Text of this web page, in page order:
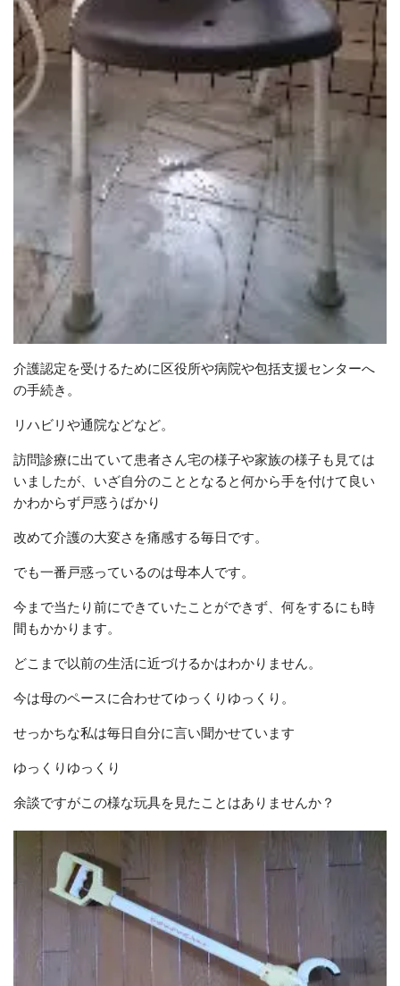
介護認定を受けるために区役所や病院や包括支援センターへ
の手続き。
リハビリや通院などなど。
訪問診療に出ていて患者さん宅の様子や家族の様子も見ては
いましたが、いざ自分のこととなると何から手を付けて良い
かわからず戸惑うばかり
改めて介護の大変さを痛感する毎日です。
でも一番戸惑っているのは母本人です。
今まで当たり前にできていたことができず、何をするにも時
間もかかります。
どこまで以前の生活に近づけるかはわかりません。
今は母のペースに合わせてゆっくりゆっくり。
せっかちな私は毎日自分に言い聞かせています
ゆっくりゆっくり
余談ですがこの様な玩具を見たことはありませんか？